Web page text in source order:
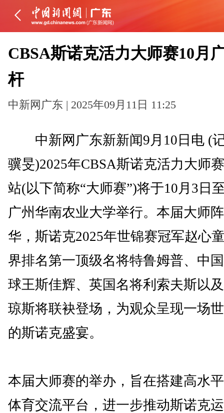
CBSA斯诺克活力大师赛10月
杆
中新网广东 | 2025年09月11日 11:25
中新网广东新新闻9月10日电 (
骥旻)2025年CBSA斯诺克活力大师
站(以下简称“大师赛”)将于10月3日
广州华南农业大学举行。本届大师
华，斯诺克2025年世锦赛冠军赵心
界排名第一顶级名将特鲁姆普、中
球王斯佳辉、英国名将利索夫斯以
琼斯将联袂登场，为观众呈现一场
的斯诺克盛宴。
本届大师赛的举办，旨在搭建高水
体育交流平台，进一步推动斯诺克